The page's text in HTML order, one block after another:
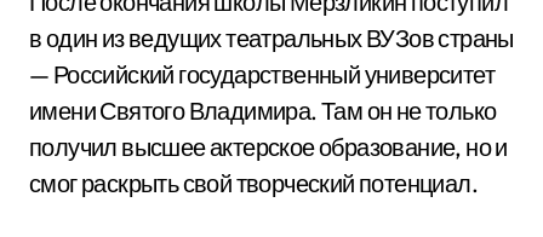
в один из ведущих театральных ВУЗов страны
— Российский государственный университет
имени Святого Владимира. Там он не только
получил высшее актерское образование, но и
смог раскрыть свой творческий потенциал.